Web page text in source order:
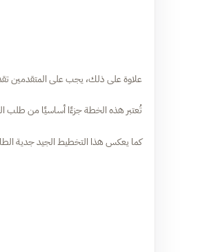
علاوة على ذلك، يجب على المتقدمين
تُعتبر هذه الخطة جزءًا أساسيًا من طلب
كما يعكس هذا التخطيط الجيد جدية